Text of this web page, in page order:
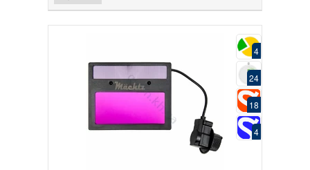
4
24
18
4